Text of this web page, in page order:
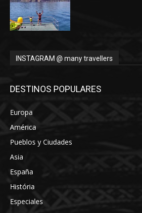
INSTAGRAM @ many travellers
DESTINOS POPULARES
Europa
América
Pueblos y Ciudades
Asia
España
História
Especiales